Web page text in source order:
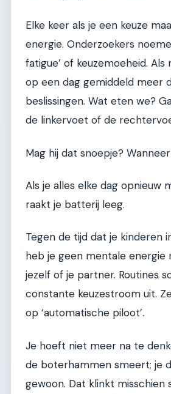
Elke keer als je een keuze
energie. Onderzoekers
fatigue’ of keuzemoeheid.
op een dag gemiddeld meer
beslissingen. Wat eten we?
de linkervoet of de
Mag hij dat snoepje?
Als je alles elke dag opnieuw
raakt je batterij leeg.
Tegen de tijd dat je kinderen
heb je geen mentale energie
jezelf of je partner. Routines
constante keuzestroom uit.
op ‘automatische piloot’.
Je hoeft niet meer na te
de boterhammen smeert; je
gewoon. Dat klinkt misschien